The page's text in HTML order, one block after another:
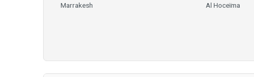
Marrakesh
Al Hoceïma